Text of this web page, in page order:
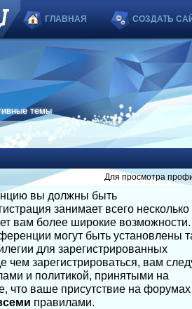
ГЛАВНАЯ СОЗДАТЬ
темы
Для просмотра
вы должны быть
занимает всего несколько
вам более широкие возможности.
могут быть установлены
для зарегистрированных
чем зарегистрироваться, вам
и политикой, принятыми на
что ваше присутствие на форумах
правилами.